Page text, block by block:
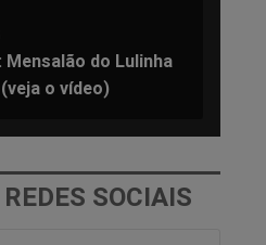
Mensalão do Lulinha
o vídeo)
SOCIAIS